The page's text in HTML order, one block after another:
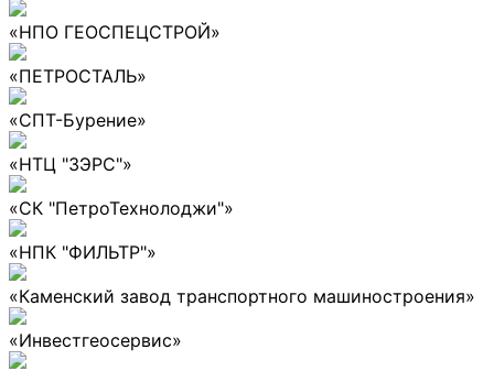
«НПО ГЕОСПЕЦСТРОЙ»
«ПЕТРОСТАЛЬ»
«СПТ-Бурение»
«НТЦ "ЗЭРС"»
«СК "ПетроТехнолоджи"»
«НПК "ФИЛЬТР"»
«Каменский завод транспортного машиностроения»
«Инвестгеосервис»